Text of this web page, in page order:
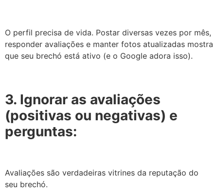
O perfil precisa de vida. Postar diversas vezes por mês,
responder avaliações e manter fotos atualizadas mostra
que seu brechó está ativo (e o Google adora isso).
3. Ignorar as avaliações
(positivas ou negativas) e
perguntas:
Avaliações são verdadeiras vitrines da reputação do
seu brechó.